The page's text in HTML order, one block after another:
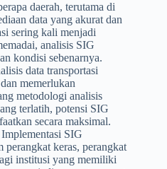
daerah, terutama di
data yang akurat dan
sering kali menjadi
analisis SIG
kondisi sebenarnya.
data transportasi
memerlukan
metodologi analisis
terlatih, potensi SIG
secara maksimal.
Implementasi SIG
perangkat keras, perangkat
institusi yang memiliki